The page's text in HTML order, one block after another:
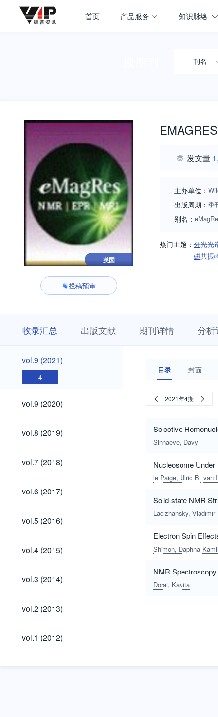
首页 产品服务 知识脉络
刊名
英国
投稿预审
EMAGRES
发文量
主办单位：
出版周期： 季
别名：
热门主题： 分光光
磁共振
收录汇总 出版文献 期刊详情 分析
vol.9
(2021)
vol.9 (2021)
4
vol.9
(2020)
vol.9 (2020)
vol.8
(2019)
vol.8 (2019)
vol.7
(2018)
vol.7 (2018)
vol.6
(2017)
vol.6 (2017)
vol.5
(2016)
vol.5 (2016)
vol.4
(2015)
vol.4 (2015)
vol.3
(2014)
vol.3 (2014)
vol.2
(2013)
vol.2 (2013)
vol.1
(2012)
vol.1 (2012)
目录 封面
2021年4期
Selective
Sinnaeve, Davy
Nucleosome
le Paige, Ulric B. van
Solid-state NMR
Ladizhansky, Vladimir
Electron Spin
Shimon, Daphna
NMR
Dorai, Kavita